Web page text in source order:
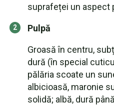
suprafeței un aspect
Pulpă
Groasă în centru,
dură (în special
pălăria scoate un
albicioasă, maronie
solidă; albă, dură